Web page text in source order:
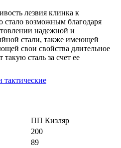
лезвия клинка к
стало возможным благодаря
надежной и
стали, также имеющей
свои свойства длительное
сталь за счет ее
ПП Кизляр
200
89